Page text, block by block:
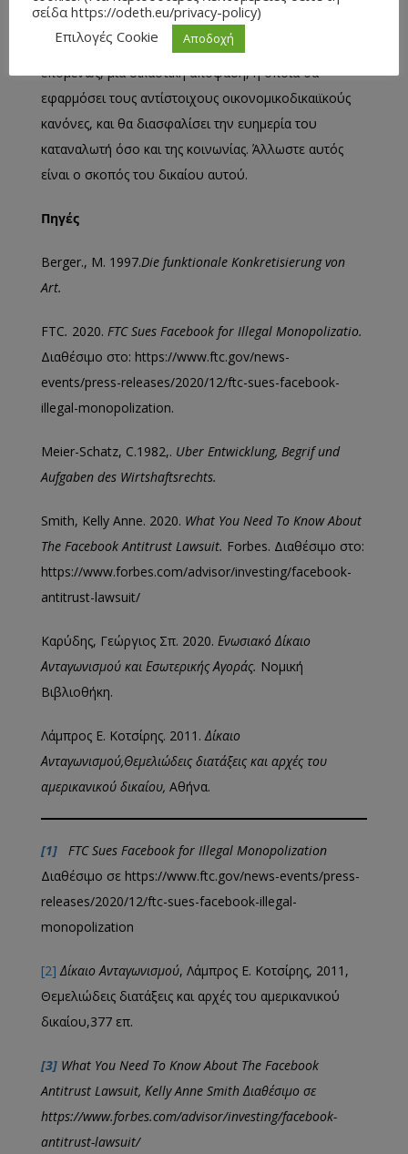
από τον ανταγωνισμό ωφέλιμων για το σύνολο της
οικονομίας, αποτελεσμάτων.[6]Αναμένουμε
επομένως, μια δικαστική απόφαση, η οποία θα
εφαρμόσει τους αντίστοιχους οικονομικοδικαιϊκούς
κανόνες, και θα διασφαλίσει την ευημερία του
καταναλωτή όσο και της κοινωνίας. Άλλωστε αυτός
είναι ο σκοπός του δικαίου αυτού.
Πηγές
Berger., M. 1997.Die funktionale Konkretisierung von
Art.
FTC. 2020. FTC Sues Facebook for Illegal Monopolizatio.
Διαθέσιμο στο: https://www.ftc.gov/news-
events/press-releases/2020/12/ftc-sues-facebook-
illegal-monopolization.
Meier-Schatz, C.1982,. Uber Entwicklung, Begrif und
Aufgaben des Wirtshaftsrechts.
Smith, Κelly Anne. 2020. What You Need To Know About
The Facebook Antitrust Lawsuit. Forbes. Διαθέσιμο στο:
https://www.forbes.com/advisor/investing/facebook-
antitrust-lawsuit/
Καρύδης, Γεώργιος Σπ. 2020. Ενωσιακό Δίκαιο
Ανταγωνισμού και Εσωτερικής Αγοράς. Νομική
Βιβλιοθήκη.
Λάμπρος Ε. Κοτσίρης. 2011.Δίκαιο
Ανταγωνισμού,Θεμελιώδεις διατάξεις και αρχές του
αμερικανικού δικαίου, Αθήνα.
[1] FTC Sues Facebook for Illegal Monopolization
Διαθέσιμο σε https://www.ftc.gov/news-events/press-
releases/2020/12/ftc-sues-facebook-illegal-
monopolization
[2] Δίκαιο Ανταγωνισμού, Λάμπρος Ε. Κοτσίρης, 2011,
Θεμελιώδεις διατάξεις και αρχές του αμερικανικού
δικαίου,377 επ.
[3] What You Need To Know About The Facebook
Antitrust Lawsuit, Κelly Anne SmithΔιαθέσιμο σε
https://www.forbes.com/advisor/investing/facebook-
antitrust-lawsuit/
σείδα https://odeth.eu/privacy-policy)
Επιλογές Cookie
Αποδοχή